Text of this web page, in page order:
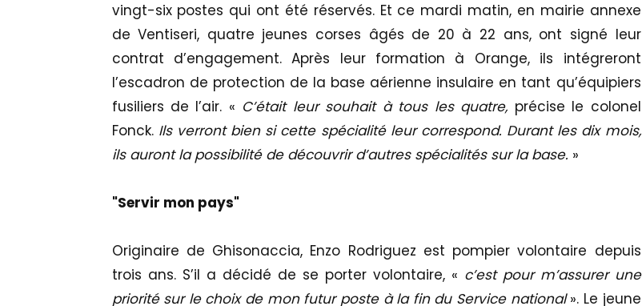
vingt-six postes qui ont été réservés. Et ce mardi matin, en mairie annexe
de Ventiseri, quatre jeunes corses âgés de 20 à 22 ans, ont signé leur
contrat d’engagement. Après leur formation à Orange, ils intégreront
l’escadron de protection de la base aérienne insulaire en tant qu’équipiers
fusiliers de l’air. « C’était leur souhait à tous les quatre, précise le colonel
Fonck. Ils verront bien si cette spécialité leur correspond. Durant les dix mois,
ils auront la possibilité de découvrir d’autres spécialités sur la base. »
"Servir mon pays"
Originaire de Ghisonaccia, Enzo Rodriguez est pompier volontaire depuis
trois ans. S’il a décidé de se porter volontaire, « c’est pour m’assurer une
priorité sur le choix de mon futur poste à la fin du Service national». Le jeune